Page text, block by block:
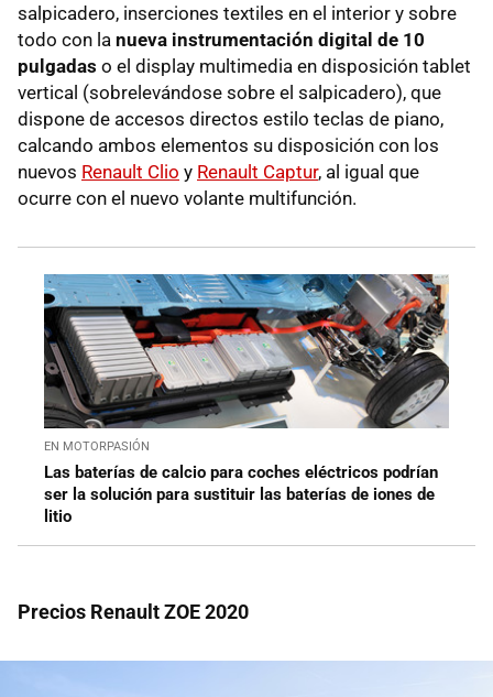
salpicadero, inserciones textiles en el interior y sobre
todo con la nueva instrumentación digital de 10
pulgadas o el display multimedia en disposición tablet
vertical (sobrelevándose sobre el salpicadero), que
dispone de accesos directos estilo teclas de piano,
calcando ambos elementos su disposición con los
nuevos Renault Clio y Renault Captur, al igual que
ocurre con el nuevo volante multifunción.
EN MOTORPASIÓN
Las baterías de calcio para coches eléctricos podrían
ser la solución para sustituir las baterías de iones de
litio
Precios Renault ZOE 2020